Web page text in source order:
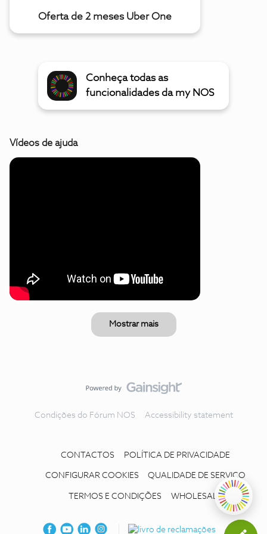
Oferta de 2 meses Uber One
Conheça todas as
funcionalidades da my NOS
Vídeos de ajuda
Mostrar mais
Condições do Fórum NOS Accessibility statement
CONTACTOS POLÍTICA DE PRIVACIDADE
CONFIGURAR COOKIES QUALIDADE DE SERVIÇO
TERMOS E CONDIÇÕES WHOLESALE